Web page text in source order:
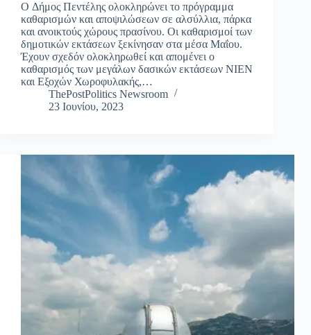
O Δήμος Πεντέλης ολοκληρώνει το πρόγραμμα
καθαρισμών και αποψιλώσεων σε αλσύλλια, πάρκα
και ανοικτούς χώρους πρασίνου. Οι καθαρισμοί των
δημοτικών εκτάσεων ξεκίνησαν στα μέσα Μαΐου.
Έχουν σχεδόν ολοκληρωθεί και απομένει ο
καθαρισμός των μεγάλων δασικών εκτάσεων ΝΙΕΝ
και Εξοχών Χωροφυλακής,…
ThePostPolitics Newsroom
23 Ιουνίου, 2023